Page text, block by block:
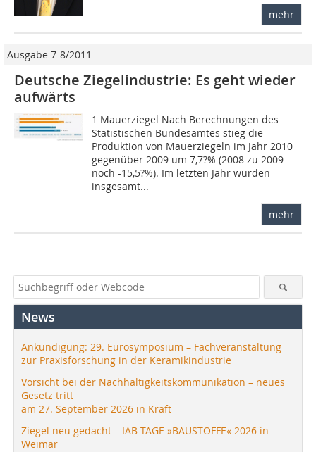
mehr
Ausgabe 7-8/2011
Deutsche Ziegelindustrie: Es geht wieder
aufwärts
1 Mauerziegel Nach Berechnungen des
Statistischen Bundesamtes stieg die
Produktion von Mauerziegeln im Jahr 2010
gegenüber 2009 um 7,7?% (2008 zu 2009
noch -15,5?%). Im letzten Jahr wurden
insgesamt...
mehr
News
Ankündigung: 29. Eurosymposium – Fachveranstaltung
zur Praxisforschung in der Keramikindustrie
Vorsicht bei der Nachhaltigkeitskommunikation – neues
Gesetz tritt
am 27. September 2026 in Kraft
Ziegel neu gedacht – IAB-TAGE »BAUSTOFFE« 2026 in
Weimar